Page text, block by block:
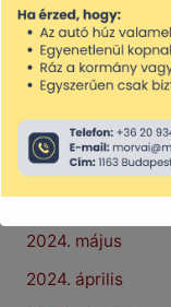
2024. november
2024. október
2024. szeptember
2024. augusztus
2024. július
2024. június
2024. május
2024. április